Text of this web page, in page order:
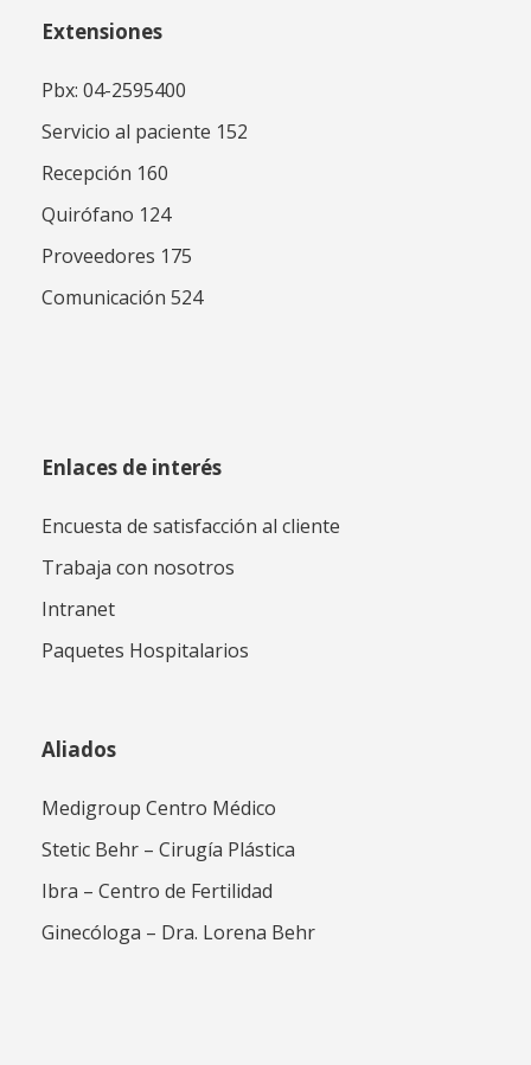
Extensiones
Pbx: 04-2595400
Servicio al paciente 152
Recepción 160
Quirófano 124
Proveedores 175
Comunicación 524
Enlaces de interés
Encuesta de satisfacción al cliente
Trabaja con nosotros
Intranet
Paquetes Hospitalarios
Aliados
Medigroup Centro Médico
Stetic Behr – Cirugía Plástica
Ibra – Centro de Fertilidad
Ginecóloga – Dra. Lorena Behr